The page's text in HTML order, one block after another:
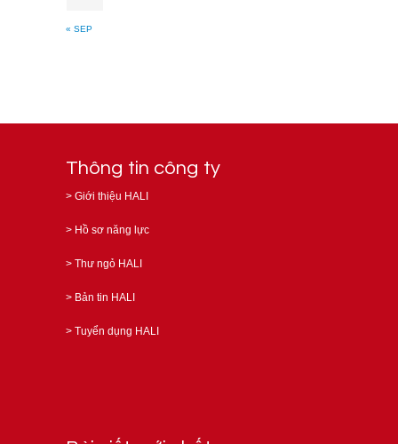
« SEP
Thông tin công ty
> Giới thiệu HALI
> Hồ sơ năng lực
> Thư ngỏ HALI
> Bản tin HALI
> Tuyển dụng HALI